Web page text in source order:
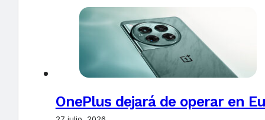
OnePlus dejará de operar en